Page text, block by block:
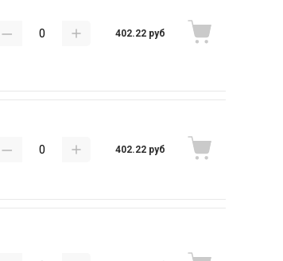
402.22 руб
402.22 руб